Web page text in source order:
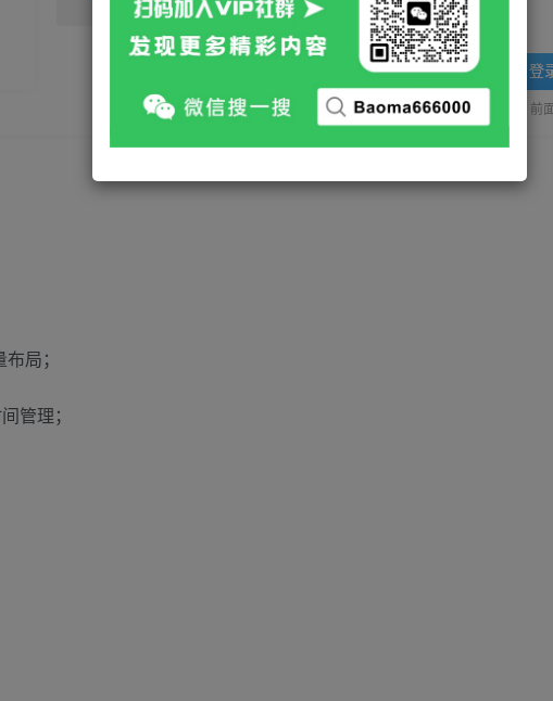
免费
登
站长QQ：1970819299 验证码错误，网址最后 pwd 前
局；
管理；